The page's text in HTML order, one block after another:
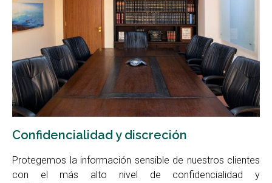
Confidencialidad y discreción
Protegemos la información sensible de nuestros clientes
con el más alto nivel de confidencialidad y